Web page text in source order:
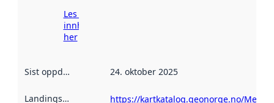
Les meir om
innhenting
her
Sist oppdatert 24. oktober 2025
Landingsside
https://kartkatalog.geonorge.no/